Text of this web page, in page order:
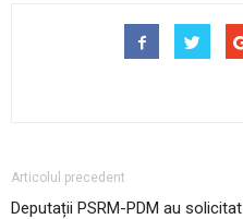
Articolul precedent
Deputații PSRM-PDM au solicitat